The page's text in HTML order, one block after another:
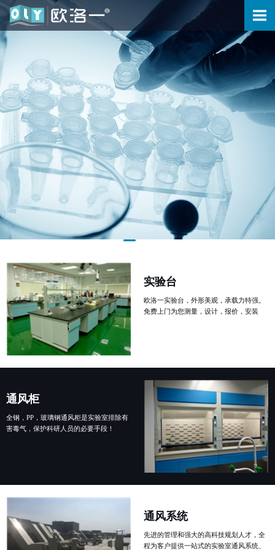
实验台
欧洛一实验台，外形美观，承载力特强。
免费上门为您测量，设计，报价，安装
通风柜
全钢，PP，玻璃钢通风柜是实验室排除有
害毒气，保护科研人员的必要手段！
通风系统
先进的管理和强大的高科技规划人才，全
程为客户提供一站式的实验室通风系统、